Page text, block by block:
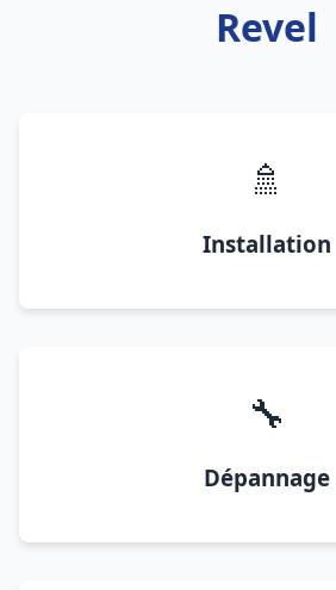
Revel
🚿
Installation
🔧
Dépannage